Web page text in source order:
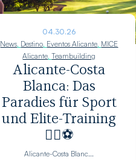
04.30.26
News Destino Eventos Alicante MICE
Alicante ,Teambuilding
Alicante-Costa
Blanca: Das
Paradies für Sport
und Elite-Training
🏃‍♀️⚽
Alicante-Costa Blanc...